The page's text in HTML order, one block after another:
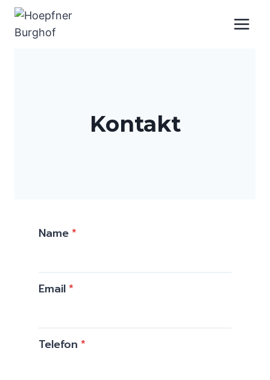
Zum
springen
Kontakt
Name*
Email*
Telefon *